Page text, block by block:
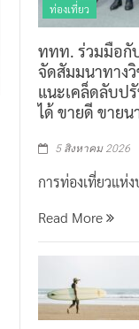
ท่องเที่ยว
ททท. ร่วมมือกั
จัดสัมมนาทางวิ
แนะเคล็ดลับป
ได้ ขายดี ขายน
5 สิงหาคม 2026
การท่องเที่ยวแห่ง
Read More